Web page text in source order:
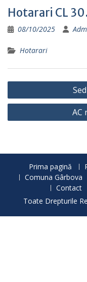
Hotarari CL
08/10/2025
Hotarari
Navigare
în
AC
Prima pagină
Comuna Gârbova
Contact
Toate Drepturile